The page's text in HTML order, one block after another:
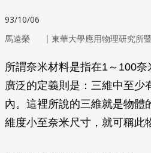
93/10/06
馬遠榮 ｜ 東華大學應用物理研究所
所謂奈米材料是指在1～100
廣泛的定義則是：三維中至少
內。這裡所說的三維就是物體
維度小至奈米尺寸，就可稱此